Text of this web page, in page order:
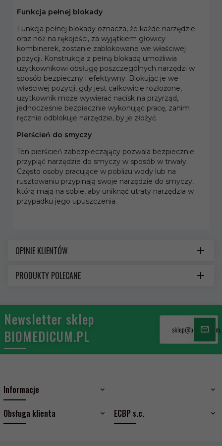
Funkcja pełnej blokady
Funkcja pełnej blokady oznacza, że każde narzędzie
oraz nóż na rękojeści, za wyjątkiem głowicy
kombinerek, zostanie zablokowane we właściwej
pozycji. Konstrukcja z pełną blokadą umożliwia
użytkownikowi obsługę poszczególnych narzędzi w
sposób bezpieczny i efektywny. Blokując je we
właściwej pozycji, gdy jest całkowicie rozłożone,
użytkownik może wywierać nacisk na przyrząd,
jednocześnie bezpiecznie wykonując pracę, zanim
ręcznie odblokuje narzędzie, by je złożyć.
Pierścień do smyczy
Ten pierścień zabezpieczający pozwala bezpiecznie
przypiąć narzędzie do smyczy w sposób w trwały.
Często osoby pracujące w pobliżu wody lub na
rusztowaniu przypinają swoje narzędzie do smyczy,
którą mają na sobie, aby uniknąć utraty narzędzia w
przypadku jego upuszczenia.
OPINIE KLIENTÓW
PRODUKTY POLECANE
Newsletter sklep
BIOMEDICUM.PL
Informacje
Obsługa klienta
ECBP s.c.